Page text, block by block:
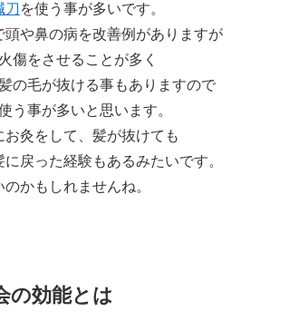
刀 を使う事が多いです。
や鼻の病を改善例がありますが
傷をさせることが多く
の毛が抜ける事もありますので
う事が多いと思います。
お灸をして、髪が抜けても
戻った経験もあるみたいです。
かもしれませんね。
の効能とは